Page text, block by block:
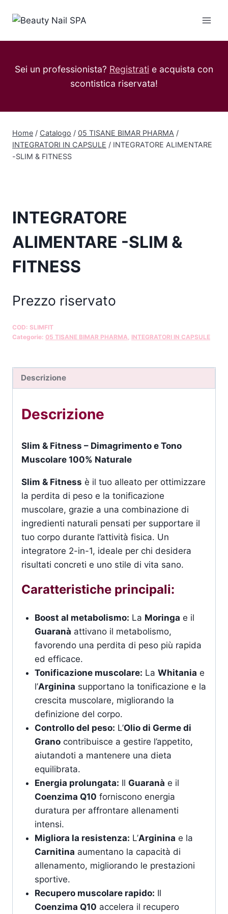
Sei un professionista? Registrati e acquista con
scontistica riservata!
Home / Catalogo / 05 TISANE BIMAR PHARMA /
INTEGRATORI IN CAPSULE / INTEGRATORE ALIMENTARE
-SLIM & FITNESS
INTEGRATORE
ALIMENTARE -SLIM &
FITNESS
Prezzo riservato
COD: SLIMFIT
Categorie: 05 TISANE BIMAR PHARMA INTEGRATORI IN CAPSULE
Descrizione
Descrizione
Slim & Fitness – Dimagrimento e Tono
Muscolare 100% Naturale
Slim & Fitness è il tuo alleato per ottimizzare
la perdita di peso e la tonificazione
muscolare, grazie a una combinazione di
ingredienti naturali pensati per supportare il
tuo corpo durante l’attività fisica. Un
integratore 2-in-1, ideale per chi desidera
risultati concreti e uno stile di vita sano.
Caratteristiche principali:
Boost al metabolismo: La Moringa e il
Guaranà attivano il metabolismo,
favorendo una perdita di peso più rapida
ed efficace.
Tonificazione muscolare: La Whitania e
l’Arginina supportano la tonificazione e la
crescita muscolare, migliorando la
definizione del corpo.
Controllo del peso: L’Olio di Germe di
Granocontribuisce a gestire l’appetito,
aiutandoti a mantenere una dieta
equilibrata.
Energia prolungata: Il Guaranà e il
Coenzima Q10 forniscono energia
duratura per affrontare allenamenti
intensi.
Migliora la resistenza: L’Arginina e la
Carnitina aumentano la capacità di
allenamento, migliorando le prestazioni
sportive.
Recupero muscolare rapido: Il
Coenzima Q10 accelera il recupero